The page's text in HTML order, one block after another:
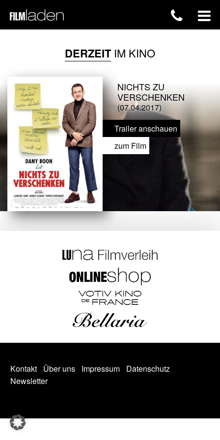
DERZEITIM KINO
NICHTS ZU
VERSCHENKEN
(07.04.2017)
Trailer anschauen
zum Film
Kontakt Über uns Impressum
Datenschutz
Newsletter